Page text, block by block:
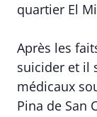
quartier El
Après les
suicider et il
médicaux
Pina de San